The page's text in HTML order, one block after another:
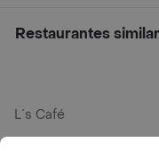
Restaurantes
L´s Café